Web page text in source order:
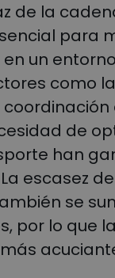
de la
para
un
como
de
han
escasez de
se
por lo que